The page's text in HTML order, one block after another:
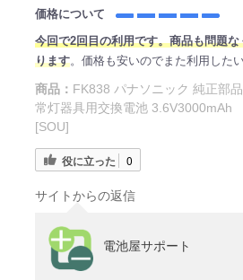
価格について
今回で2回目の利用です。商品も問題
ります。価格も安いのでまた利用した
商品： FK838 パナソニック 純正部
常灯器具用交換電池 3.6V3000mAh
[SOU]
役に立った 0
サイトからの返信
電池屋サポート